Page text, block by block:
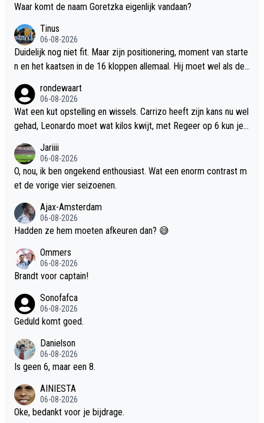
Waar komt de naam Goretzka eigenlijk vandaan?
Tinus
06-08-2026
Duidelijk nog niet fit. Maar zijn positionering, moment van starte
n en het kaatsen in de 16 kloppen allemaal. Hij moet wel als de
aan hem beleven.
rondewaart
06-08-2026
Wat een kut opstelling en wissels. Carrizo heeft zijn kans nu wel
gehad, Leonardo moet wat kilos kwijt, met Regeer op 6 kun je n
Jariiii
06-08-2026
O, nou, ik ben ongekend enthousiast. Wat een enorm contrast m
et de vorige vier seizoenen.
Ajax-Amsterdam
06-08-2026
Hadden ze hem moeten afkeuren dan? 😅
Ommers
06-08-2026
Brandt voor captain!
Sonofafca
06-08-2026
Geduld komt goed.
Danielson
06-08-2026
Is geen 6, maar een 8.
AINIESTA
06-08-2026
Oke, bedankt voor je bijdrage.